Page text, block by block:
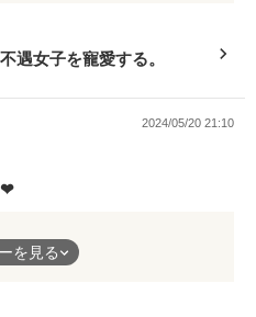
トだろ？」
同企画
る遊び人坊ちゃん』
アイコンを使用しています。
)
した✨最後の愛し合う場面とキ
た💕今後はお腹の子と三人で幸
作品を読ませてもらいました🥰️
遇女子を寵愛する。
2024/05/20 21:10
❤
紬翔さんの距離の詰め方に胸キ
言ってくれる王子様の紬翔さん
しててほしいくらい素敵な夫婦
を見る